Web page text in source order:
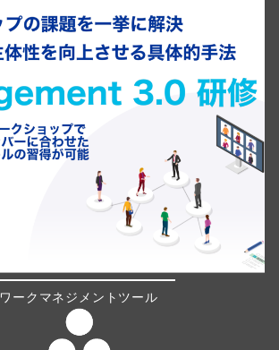
ワークマネジメントツール